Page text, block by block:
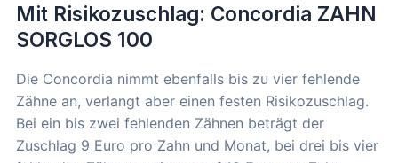
Mit Risikozuschlag: Concordia ZAHN
SORGLOS 100
Die Concordia nimmt ebenfalls bis zu vier fehlende
Zähne an, verlangt aber einen festen Risikozuschlag.
Bei ein bis zwei fehlenden Zähnen beträgt der
Zuschlag 9 Euro pro Zahn und Monat, bei drei bis vier